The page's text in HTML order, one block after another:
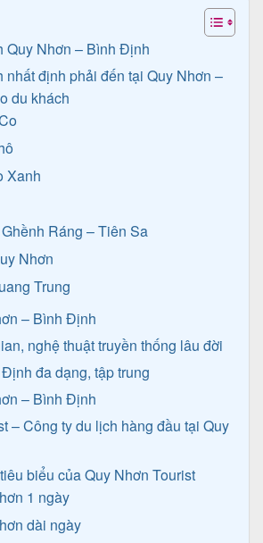
Quy Nhơn – Bình Định
nhất định phải đến tại Quy Nhơn –
du khách
Xanh
Ráng – Tiên Sa
Nhơn
Trung
– Bình Định
nghệ thuật truyền thống lâu đời
đa dạng, tập trung
– Bình Định
– Công ty du lịch hàng đầu tại Quy
biểu của Quy Nhơn Tourist
1 ngày
dài ngày